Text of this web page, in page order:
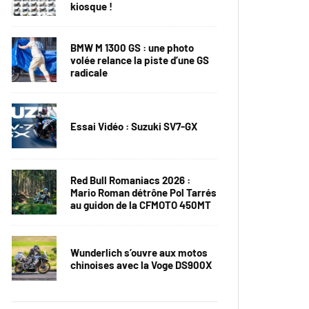
kiosque !
BMW M 1300 GS : une photo
volée relance la piste d’une GS
radicale
Essai Vidéo : Suzuki SV7-GX
Red Bull Romaniacs 2026 :
Mario Roman détrône Pol Tarrés
au guidon de la CFMOTO 450MT
Wunderlich s’ouvre aux motos
chinoises avec la Voge DS900X